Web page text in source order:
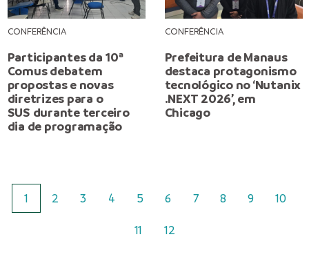
CONFERÊNCIA
Participantes da 10ª
Comus debatem
propostas e novas
diretrizes para o
SUS durante terceiro
dia de programação
CONFERÊNCIA
Prefeitura de Manaus
destaca protagonismo
tecnológico no ‘Nutanix
.NEXT 2026’, em
Chicago
1 2 3 4 5 6 7 8 9 10
11 12